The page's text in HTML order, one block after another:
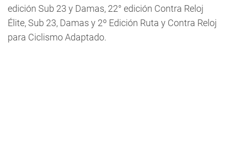
edición Sub 23 y Damas, 22° edición Contra Reloj
Élite, Sub 23, Damas y 2º Edición Ruta y Contra Reloj
para Ciclismo Adaptado.